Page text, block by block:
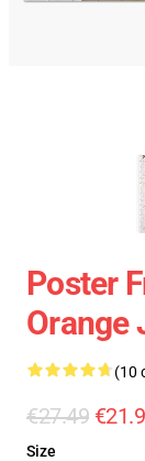
Poster
Orange
(10
€27.49
Size